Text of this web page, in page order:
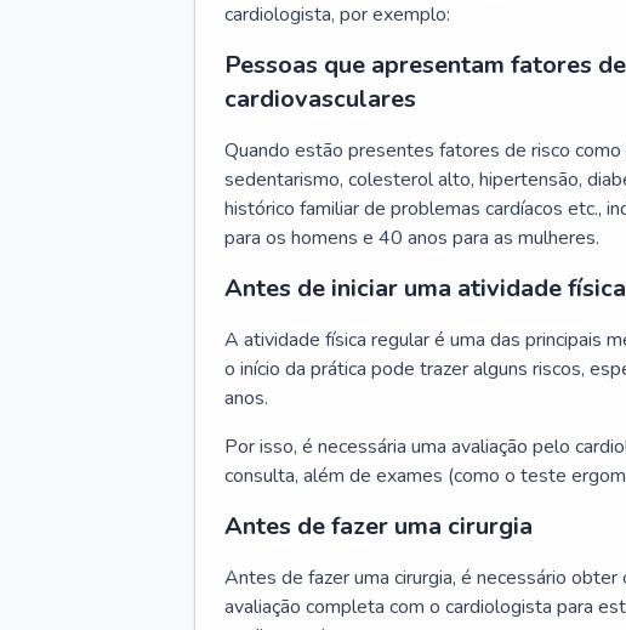
cardiologista, por exemplo:
Pessoas que apresentam fatores
cardiovasculares
Quando estão presentes fatores de risco
sedentarismo, colesterol alto, hipertensão,
histórico familiar de problemas cardíacos etc.,
para os homens e 40 anos para as mulheres.
Antes de iniciar uma atividade física
A atividade física regular é uma das principais
o início da prática pode trazer alguns riscos,
anos.
Por isso, é necessária uma avaliação pelo
consulta, além de exames (como o teste
Antes de fazer uma cirurgia
Antes de fazer uma cirurgia, é necessário
avaliação completa com o cardiologista para